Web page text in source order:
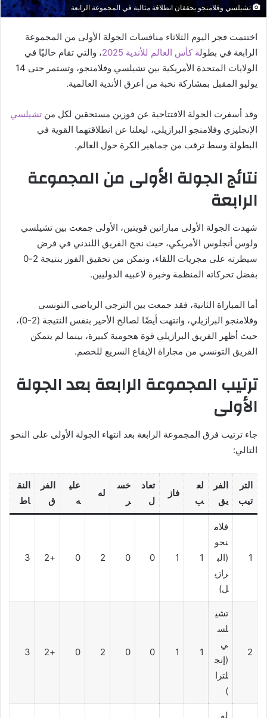
تشيلسي وفلامنجو يحققان انطلاقة مثالية في المجموعة الرابعة
اختتمت فجر اليوم الثلاثاء منافسات الجولة الأولى من المجموعة
الرابعة في بطولة كأس العالم للأندية 2025
، والتي تقام حاليًا في
الولايات المتحدة الأمريكية بين تشيلسي وفلامنجو، وتستمر حتى 14
يوليو المقبل بمشاركة نخبة من أعرق الأندية العالمية.
وقد أسفرت الجولة الافتتاحية عن فوزين مستحقين لكل من تشيلسي
الإنجليزي وفلامنجو البرازيلي، ليعلنا عن انطلاقتهما القوية في
البطولة وسط ترقب من جماهير الكرة حول العالم.
نتائج الجولة الأولى من المجموعة
الرابعة
شهدت الجولة الأولى مباراتين قويتين، الأولى جمعت بين تشيلسي
ولوس أنجلوس الأمريكي، حيث نجح الفريق اللندني في فرض
سيطرته على مجريات اللقاء، وتمكن من تحقيق الفوز بنتيجة 2-0
بفضل تحركاته المنظمة وخبرة لاعبيه الدوليين.
أما المباراة الثانية، فقد جمعت بين الترجي الرياضي التونسي
وفلامنجو البرازيلي، وانتهت أيضًا لصالح الأخير بنفس النتيجة (2-0)،
حيث أظهر الفريق البرازيلي قوة هجومية كبيرة، بينما لم يتمكن
الفريق التونسي من مجاراة الإيقاع السريع للخصم.
ترتيب المجموعة الرابعة بعد الجولة
الأولى
جاء ترتيب فرق المجموعة الرابعة بعد انتهاء الجولة الأولى على النحو
التالي:
التر
تيب
الفر
يق
لع
ب
فاز
تعاد
ل
خس
ر
له
علي
ه
الفر
ق
النق
اط
1
فلام
نجو
(الب
رازي
ل)
1
1
0
0
2
0
+2
3
2
تشي
لس
ي
(إنج
لترا
)
1
1
0
0
2
0
+2
3
لو